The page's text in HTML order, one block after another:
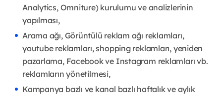
Analytics, Omniture) kurulumu ve analizlerinin
yapılması,
Arama ağı, Görüntülü reklam ağı reklamları,
youtube reklamları, shopping reklamları, yeniden
pazarlama, Facebook ve Instagram reklamları vb.
reklamların yönetilmesi,
Kampanya bazlı ve kanal bazlı haftalık ve aylık